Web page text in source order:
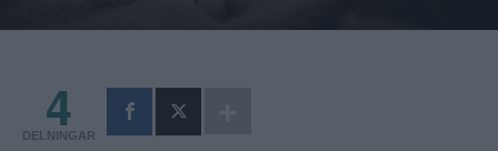
4
DELNINGAR